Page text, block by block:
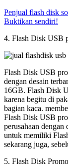
Penjual flash disk
Buktikan sendiri!
4. Flash Disk USB
Flash Disk USB
dengan desain
16GB. Flash Disk
karena begitu di
bagian kaca.
Flash Disk USB
perusahaan
untuk memiliki
sekarang juga,
5. Flash Disk